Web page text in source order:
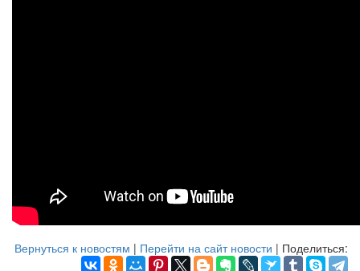
Вернуться к новостям | Перейти на сайт новости | Поделиться: